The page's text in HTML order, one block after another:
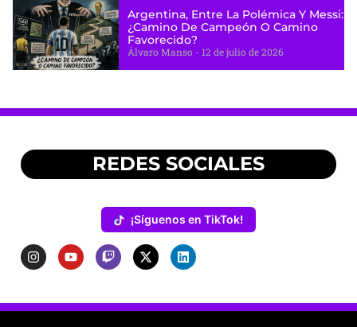
Argentina, Entre La Polémica Y Messi:
¿camino De Campeón O Camino
Favorecido?
Álvaro Manso 12 de julio de 2026
REDES SOCIALES
¡Síguenos en TikTok!